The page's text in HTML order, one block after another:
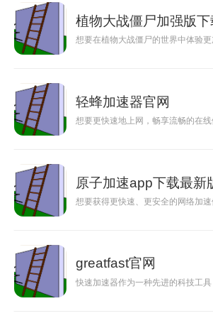
植物大战僵尸加强版下
想要在植物大战僵尸的世界中体验
轻蜂加速器官网
想要更快速地上网，畅享流畅的在
原子加速app下载最新
想要获得更快速、更安全的网络加
greatfast官网
快速加速器作为一种先进的科技工